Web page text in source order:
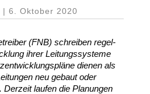
| 6. Oktober 2020
(FNB) schreiben regel­
ihrer Leitungs­systeme
dienen als
neu gebaut oder
laufen die Planungen